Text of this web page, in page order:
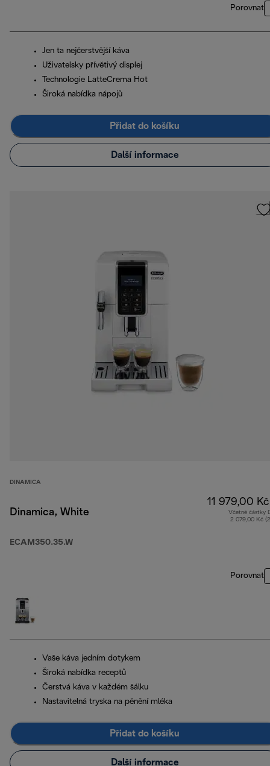
Porovnat
Jen ta nejčerstvější káva
Uživatelsky přívětivý displej
Technologie LatteCrema Hot
Široká nabídka nápojů
Přidat do košíku
Další informace
DINAMICA
Dinamica, White
ECAM350.35.W
11 979,00 Kč
Včetně částky
2 079,00 Kč
Porovnat
Vaše káva jedním dotykem
Široká nabídka receptů
Čerstvá káva v každém šálku
Nastavitelná tryska na pěnění mléka
Přidat do košíku
Další informace